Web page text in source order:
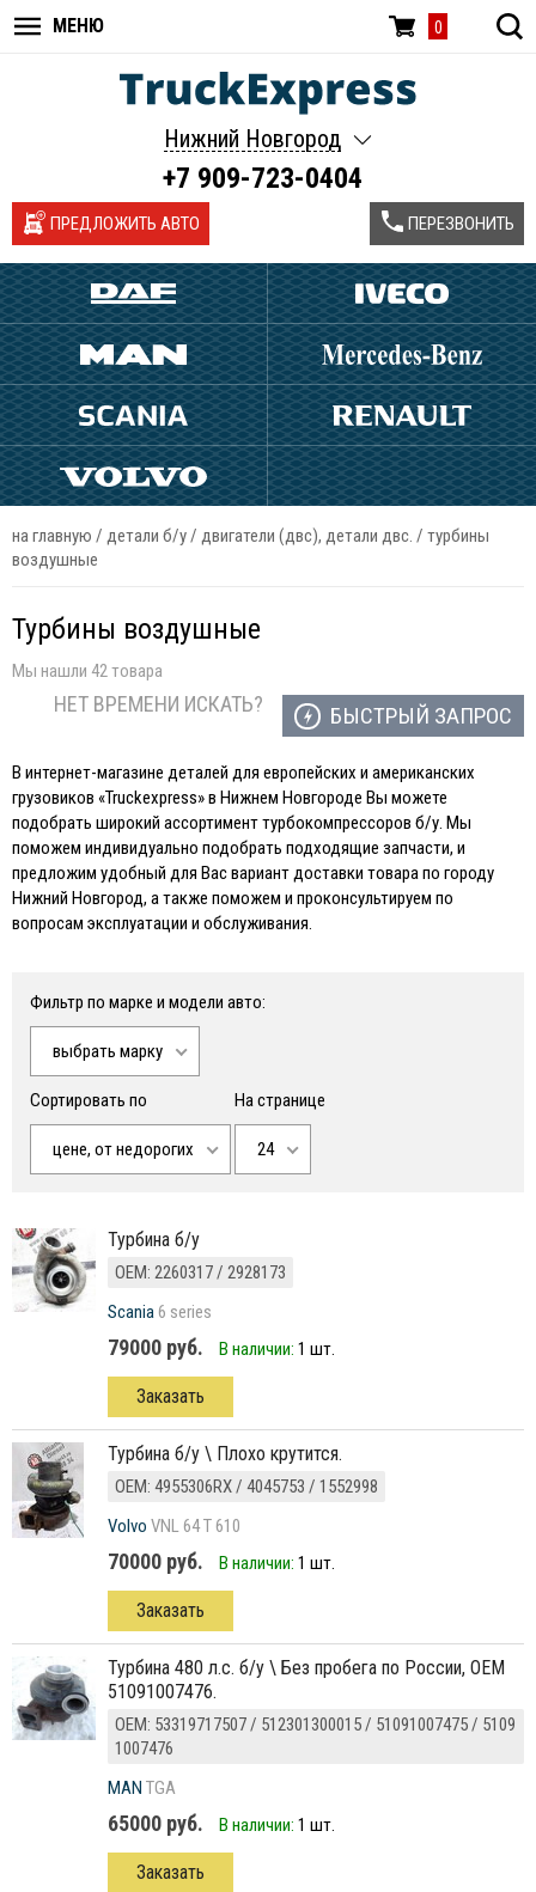
МЕНЮ 0
Нижний Новгород
+7 909-723-0404
ПРЕДЛОЖИТЬ АВТО
на главную / детали б/у/ двигатели (двс), детали двс. / турбины
воздушные
Турбины воздушные
Мы нашли 42 товара
НЕТ ВРЕМЕНИ ИСКАТЬ? БЫСТРЫЙ ЗАПРОС
В интернет-магазине деталей для европейских и американских
грузовиков «Truckexpress» в Нижнем Новгороде Вы можете
подобрать широкий ассортимент турбокомпрессоров б/у. Мы
поможем индивидуально подобрать подходящие запчасти, и
предложим удобный для Вас вариант доставки товара по городу
Нижний Новгород, а также поможем и проконсультируем по
вопросам эксплуатации и обслуживания.
Фильтр по марке и модели авто:
выбрать марку
Сортировать по
цене, от недорогих
На странице
24
Турбина б/у
ОЕМ: 2260317 / 2928173
Scania6 series
79000 руб. В наличии: 1 шт.
Заказать
турбина б/у \ Плохо крутится.
ОЕМ: 4955306RX / 4045753 / 1552998
Volvo VNL 64 T 610
70000 руб. В наличии: 1 шт.
Заказать
турбина 480 л.с. б/у \ Без пробега по России, ОЕМ
51091007476.
ОЕМ: 53319717507 / 512301300015 / 51091007475 / 5109
1007476
MAN TGA
65000 руб. В наличии: 1 шт.
Заказать